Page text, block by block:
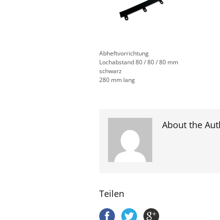
Abheftvorrichtung
Lochabstand 80 / 80 / 80 mm
schwarz
280 mm lang
About the
Teilen